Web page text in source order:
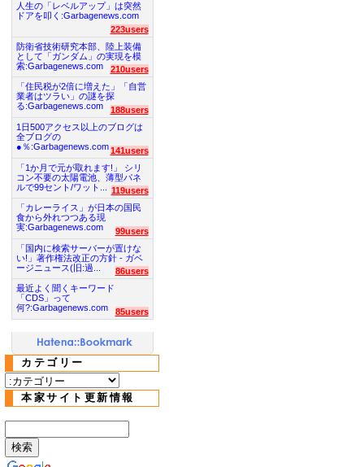
人生の「レベルアップ」は突然
ドアを叩く:Garbagenews.com
223users
防衛省技術研究本部、陸上装備
として「ガンダム」の実現を模
索:Garbagenews.com
210users
「住民税が2倍に増えた」「自営
業者はツラい」の謎を探
る:Garbagenews.com
188users
1日500アクセス以上のブログは
全ブログの
●％:Garbagenews.com 141users
「1か月で元が取れます!」 シリ
コン不要の太陽電池、薄型パネ
ルで99セント/ワット...
119users
「カレーライス」が日本の国民
食から外れつつある現
実:Garbagenews.com
99users
「国内に検索サーバーが置けな
い!」著作権法改正の方針 - ガベ
ージニュース(旧:過...
86users
最近よく聞くキーワード
「CDS」って
何?:Garbagenews.com
85users
カテゴリー
本家サイト更新情報